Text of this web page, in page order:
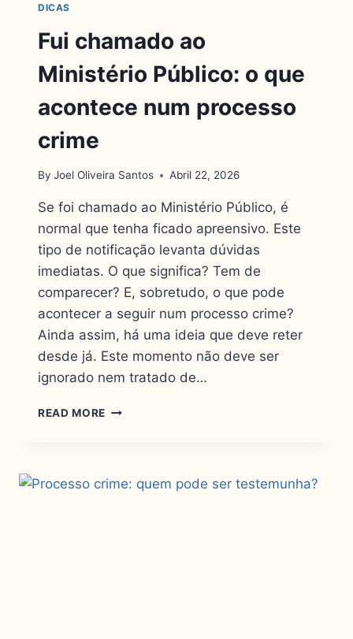
DICAS
Fui chamado ao
Ministério Público: o que
acontece num processo
crime
By Joel Oliveira Santos Abril 22, 2026
Se foi chamado ao Ministério Público, é
normal que tenha ficado apreensivo. Este
tipo de notificação levanta dúvidas
imediatas. O que significa? Tem de
comparecer? E, sobretudo, o que pode
acontecer a seguir num processo crime?
Ainda assim, há uma ideia que deve reter
desde já. Este momento não deve ser
ignorado nem tratado de…
READ MORE